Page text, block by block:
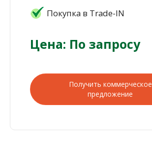
Покупка в Trade-IN
Цена: По запросу
Получить коммерческое
предложение